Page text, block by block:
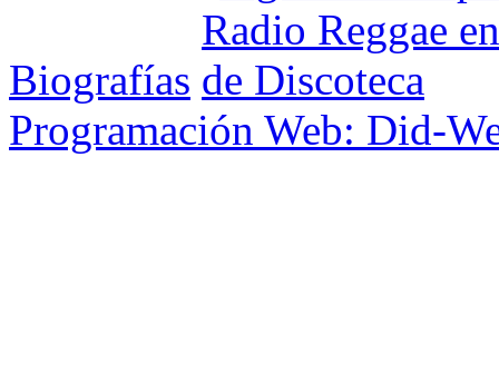
Biografías
Programación Web: Did-